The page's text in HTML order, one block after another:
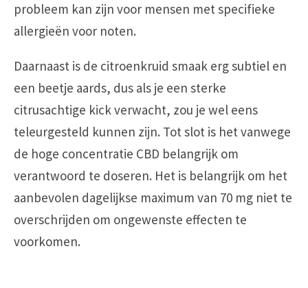
probleem kan zijn voor mensen met specifieke
allergieën voor noten.
Daarnaast is de citroenkruid smaak erg subtiel en
een beetje aards, dus als je een sterke
citrusachtige kick verwacht, zou je wel eens
teleurgesteld kunnen zijn. Tot slot is het vanwege
de hoge concentratie CBD belangrijk om
verantwoord te doseren. Het is belangrijk om het
aanbevolen dagelijkse maximum van 70 mg niet te
overschrijden om ongewenste effecten te
voorkomen.